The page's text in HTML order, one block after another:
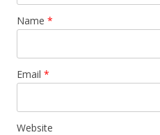
Name *
Email *
Website